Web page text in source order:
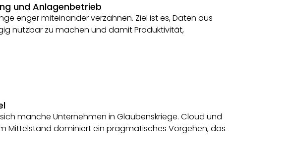
und Anlagenbetrieb
enger miteinander verzahnen. Ziel ist es, Daten aus
nutzbar zu machen und damit Produktivität,
manche Unternehmen in Glaubenskriege. Cloud und
Mittelstand dominiert ein pragmatisches Vorgehen, das